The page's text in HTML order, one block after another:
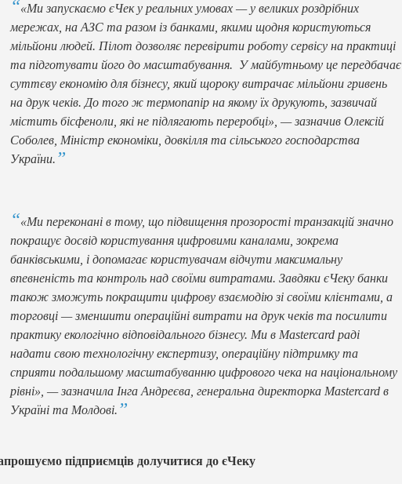
«Ми запускаємо єЧек у реальних умовах — у великих роздрібних
мережах, на АЗС та разом із банками, якими щодня користуються
мільйони людей. Пілот дозволяє перевірити роботу сервісу на практиці
та підготувати його до масштабування. У майбутньому це передбачає
суттєву економію для бізнесу, який щороку витрачає мільйони гривень
на друк чеків. До того ж термопапір на якому їх друкують, зазвичай
містить бісфеноли, які не підлягають переробці», — зазначив Олексій
Соболев, Міністр економіки, довкілля та сільського господарства
України.
«Ми переконані в тому, що підвищення прозорості транзакцій значно
покращує досвід користування цифровими каналами, зокрема
банківськими, і допомагає користувачам відчути максимальну
впевненість та контроль над своїми витратами. Завдяки єЧеку банки
також зможуть покращити цифрову взаємодію зі своїми клієнтами, а
торговці — зменшити операційні витрати на друк чеків та посилити
практику екологічно відповідального бізнесу. Ми в Mastercard раді
надати свою технологічну експертизу, операційну підтримку та
сприяти подальшому масштабуванню цифрового чека на національному
рівні», — зазначила Інга Андреєва, генеральна директорка Mastercard в
Україні та Молдові.
підприємців долучитися до єЧеку